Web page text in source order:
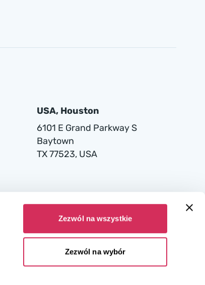
Zezwól na wszystkie
Zezwól na wybór
USA, Houston
6101 E Grand Parkway S
Baytown
TX 77523, USA